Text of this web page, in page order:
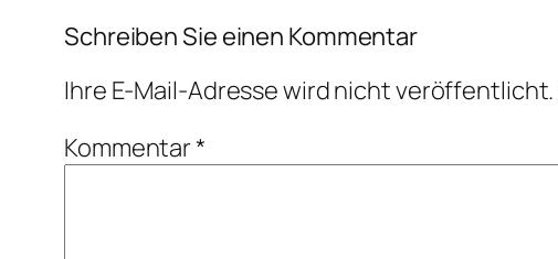
Schreiben Sie einen Kommentar
Ihre E-Mail-Adresse wird nicht veröffentlicht.
Kommentar*